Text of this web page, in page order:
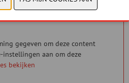
gegeven om deze content
instellingen aan om deze
bekijken